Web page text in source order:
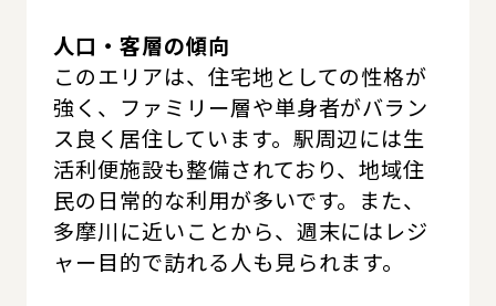
人口・客層の傾向
このエリアは、住宅地としての性格が
強く、ファミリー層や単身者がバラン
ス良く居住しています。駅周辺には生
活利便施設も整備されており、地域住
民の日常的な利用が多いです。また、
多摩川に近いことから、週末にはレジ
ャー目的で訪れる人も見られます。